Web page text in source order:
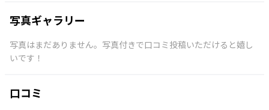
写真ギャラリー
写真はまだありません。写真付きで口コミ投稿いただけると嬉し
いです！
口コミ